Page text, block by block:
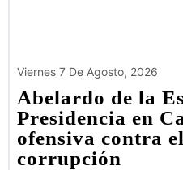
Viernes 7 De Agosto, 2026
Abelardo de la
Presidencia en
ofensiva contra
corrupción